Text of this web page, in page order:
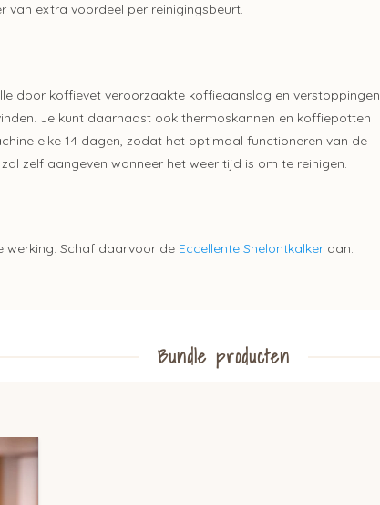
van extra voordeel per reinigingsbeurt.
door koffievet veroorzaakte koffieaanslag en verstoppingen
Je kunt daarnaast ook thermoskannen en koffiepotten
elke 14 dagen, zodat het optimaal functioneren van de
zelf aangeven wanneer het weer tijd is om te reinigen.
werking. Schaf daarvoor de Eccellente Snelontkalker aan.
Bundle producten